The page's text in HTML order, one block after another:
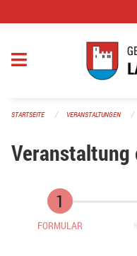
STARTSEITE VERANSTALTUNGEN
Veranstaltung
FORMULAR